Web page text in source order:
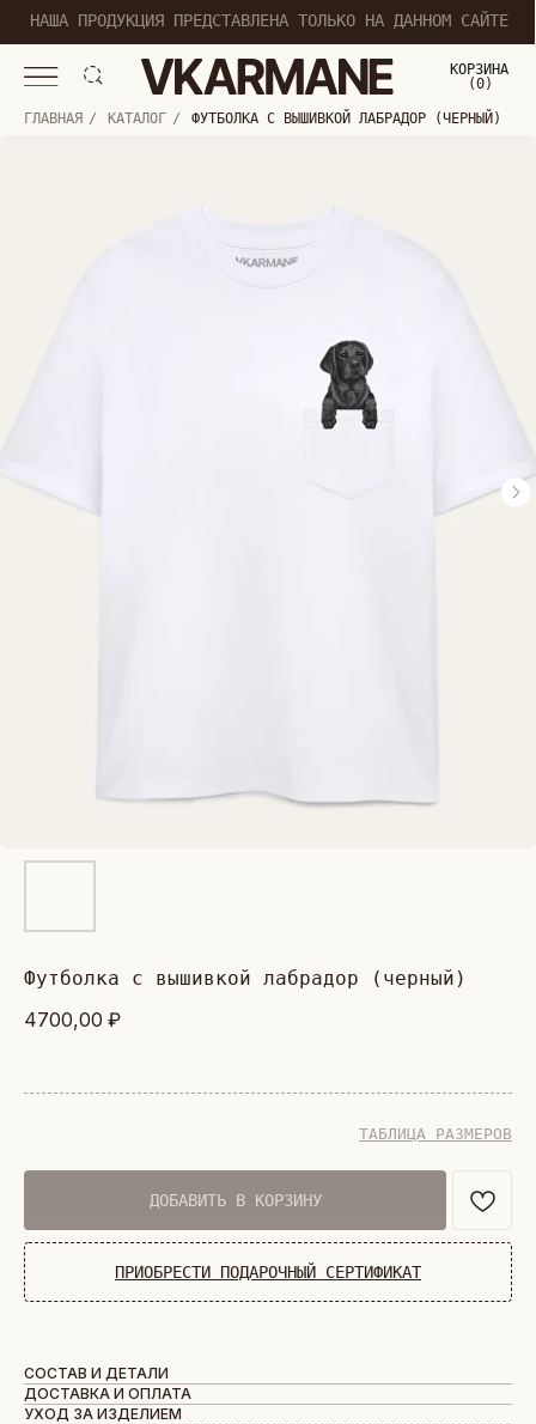
НАША ПРОДУКЦИЯ ПРЕДСТАВЛЕНА ТОЛЬКО НА ДАННОМ САЙТЕ
КОРЗИНА
(0)
0
ГЛАВНАЯ / КАТАЛОГ / ФУТБОЛКА С ВЫШИВКОЙ ЛАБРАДОР (ЧЕРНЫЙ)
футболка с вышивкой лабрадор (черный)
4700,00 ₽
ТАБЛИЦА РАЗМЕРОВ
ДОБАВИТЬ В КОРЗИНУ
ПРИОБРЕСТИ ПОДАРОЧНЫЙ СЕРТИФИКАТ
СОСТАВ И ДЕТАЛИ
ДОСТАВКА И ОПЛАТА
УХОД ЗА ИЗДЕЛИЕМ